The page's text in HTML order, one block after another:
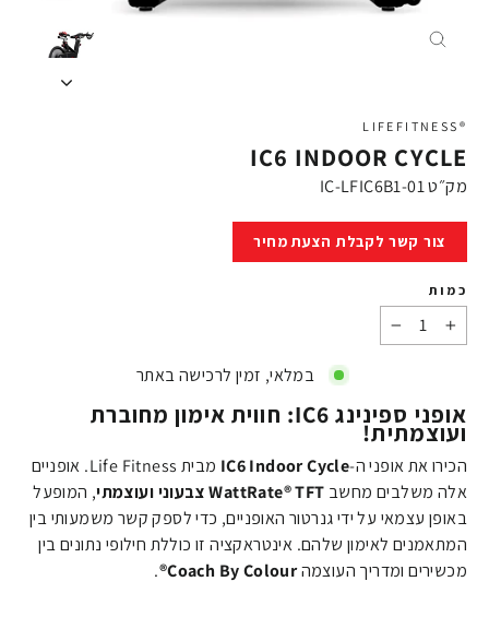
®LIFEFITNESS
IC6 INDOOR CYCLE
מק״טIC-LFIC6B1-01
מחירצור קשר לקבלת הצעת מחיר
כמות
−
+
במלאי, זמין לרכישה באתר
אופני ספינינג IC6: חווית אימון מחוברת
ועוצמתית!
הכירו את אופני ה-IC6 Indoor Cycle
מבית Life Fitness. אופניים
אלה משלבים מחשב WattRate® TFT צבעוני ועוצמתי
, המופעל
באופן עצמאי על ידי גנרטור האופניים, כדי לספק קשר משמעותי בין
המתאמנים לאימון שלהם. אינטראקציה זו כוללת חילופי נתונים בין
מכשירים ומדריך העוצמהCoach By Colour®
.